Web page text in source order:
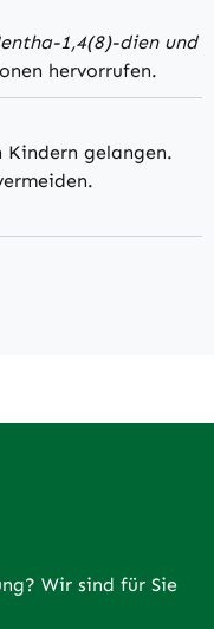
1,4(8)-dien und
hervorrufen.
gelangen.
Wir sind für Sie